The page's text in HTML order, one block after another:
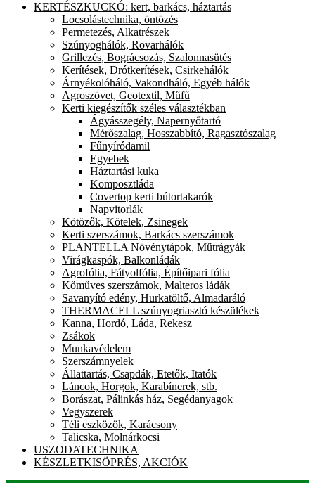
KERTÉSZKUCKÓ: kert, barkács, háztartás
Locsolástechnika, öntözés
Permetezés, Alkatrészek
Szúnyoghálók, Rovarhálók
Grillezés, Bográcsozás, Szalonnasütés
Kerítések, Drótkerítések, Csirkehálók
Árnyékolóháló, Vakondháló, Egyéb hálók
Agroszövet, Geotextil, Műfű
Kerti kiegészítők széles választékban
Ágyásszegély, Napernyőtartó
Mérőszalag, Hosszabbító, Ragasztószalag
Fűnyíródamil
Egyebek
Háztartási kuka
Komposztláda
Covertop kerti bútortakarók
Napvitorlák
Kötözők, Kötelek, Zsinegek
Kerti szerszámok, Barkács szerszámok
PLANTELLA Növénytápok, Műtrágyák
Virágkaspók, Balkonládák
Agrofólia, Fátyolfólia, Építőipari fólia
Kőműves szerszámok, Malteros ládák
Savanyító edény, Hurkatöltő, Almadaráló
THERMACELL szúnyogriasztó készülékek
Kanna, Hordó, Láda, Rekesz
Zsákok
Munkavédelem
Szerszámnyelek
Állattartás, Csapdák, Etetők, Itatók
Láncok, Horgok, Karabínerek, stb.
Borászat, Pálinkás ház, Segédanyagok
Vegyszerek
Téli eszközök, Karácsony
Talicska, Molnárkocsi
USZODATECHNIKA
KÉSZLETKISÖPRÉS, AKCIÓK